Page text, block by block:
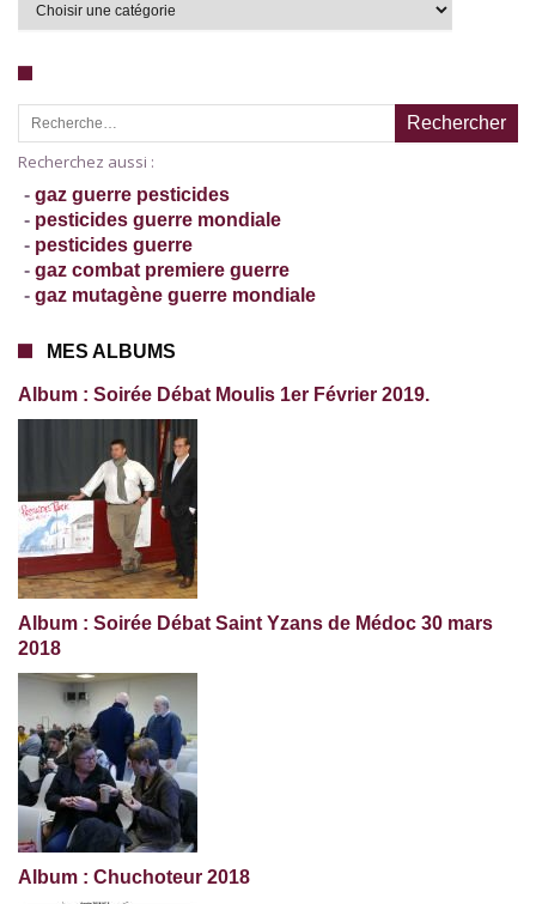
Recherche pour :
Recherchez aussi :
- gaz guerre pesticides
- pesticides guerre mondiale
- pesticides guerre
- gaz combat premiere guerre
- gaz mutagène guerre mondiale
MES ALBUMS
Album : Soirée Débat Moulis 1er Février 2019.
Album : Soirée Débat Saint Yzans de Médoc 30 mars
2018
Album : Chuchoteur 2018